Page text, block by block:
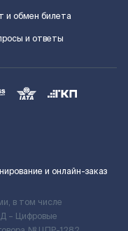
и обмен билета
и ответы
и онлайн-заказ
в том числе
– Цифровые